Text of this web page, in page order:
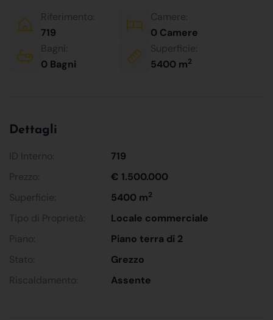
Riferimento:
719
Camere:
0 Camere
Bagni:
0 Bagni
Superficie:
5400 m2
Dettagli
ID Interno:
719
Prezzo:
€ 1.500.000
Superficie:
5400 m2
Tipo di Proprietà:
Locale commerciale
Piano:
Piano terra di 2
Stato:
Grezzo
Riscaldamento:
Assente